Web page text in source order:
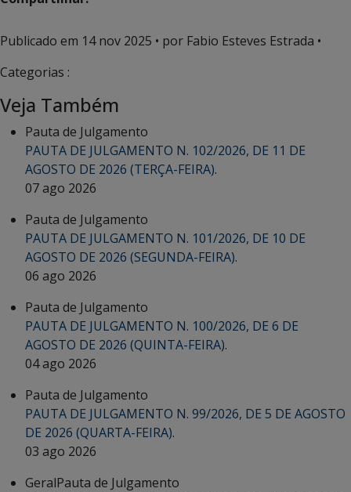
Publicado em 14 nov 2025 • por Fabio Esteves Estrada •
Categorias :
Veja Também
Pauta de Julgamento
PAUTA DE JULGAMENTO N. 102/2026, DE 11 DE
AGOSTO DE 2026 (TERÇA-FEIRA).
07 ago 2026
Pauta de Julgamento
PAUTA DE JULGAMENTO N. 101/2026, DE 10 DE
AGOSTO DE 2026 (SEGUNDA-FEIRA).
06 ago 2026
Pauta de Julgamento
PAUTA DE JULGAMENTO N. 100/2026, DE 6 DE
AGOSTO DE 2026 (QUINTA-FEIRA).
04 ago 2026
Pauta de Julgamento
PAUTA DE JULGAMENTO N. 99/2026, DE 5 DE AGOSTO
DE 2026 (QUARTA-FEIRA).
03 ago 2026
GeralPauta de Julgamento